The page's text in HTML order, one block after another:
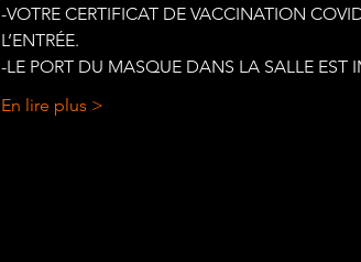
-VOTRE CERTIFICAT DE VACCINATION
L’ENTRÉE.
-LE PORT DU MASQUE DANS LA SALLE EST
En lire plus >